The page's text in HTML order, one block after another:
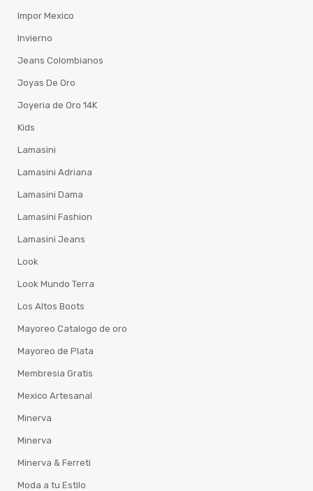
Impor Mexico
Invierno
Jeans Colombianos
Joyas De Oro
Joyeria de Oro 14K
Kids
Lamasini
Lamasini Adriana
Lamasini Dama
Lamasini Fashion
Lamasini Jeans
Look
Look Mundo Terra
Los Altos Boots
Mayoreo Catalogo de oro
Mayoreo de Plata
Membresia Gratis
Mexico Artesanal
Minerva
Minerva
Minerva & Ferreti
Moda a tu Estilo